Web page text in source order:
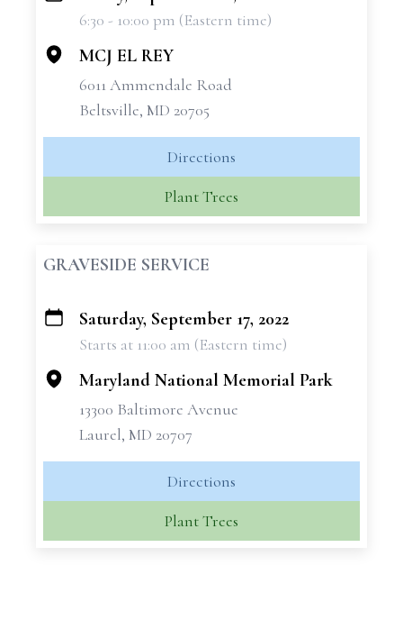
6:30 - 10:00 pm (Eastern time)
MCJ EL REY
6011 Ammendale Road
Beltsville, MD 20705
Directions
Plant Trees
GRAVESIDE SERVICE
+
Saturday, September 17, 2022
Starts at 11:00 am (Eastern time)
Maryland National Memorial Park
13300 Baltimore Avenue
Laurel, MD 20707
Directions
Plant Trees